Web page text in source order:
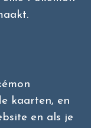
kaarten, en
en als je